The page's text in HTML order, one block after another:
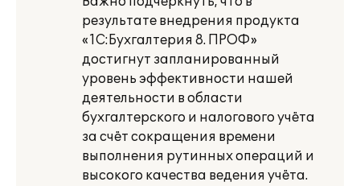
результате внедрения продукта
«1С:Бухгалтерия 8. ПРОФ»
достигнут запланированный
уровень эффективности нашей
деятельности в области
бухгалтерского и налогового учёта
за счёт сокращения времени
выполнения рутинных операций и
высокого качества ведения учёта.